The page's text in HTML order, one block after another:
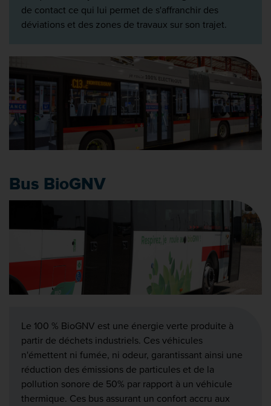
de contact ce qui lui permet de s'affranchir des
déviations et des zones de travaux sur son trajet.
Bus BioGNV
Le 100 % BioGNV est une énergie verte produite à
partir de déchets industriels. Ces véhicules
n'émettent ni fumée, ni odeur, garantissant ainsi une
réduction des émissions de particules et de la
pollution sonore de 50% par rapport à un véhicule
thermique. Ces bus assurant un confort accru aux